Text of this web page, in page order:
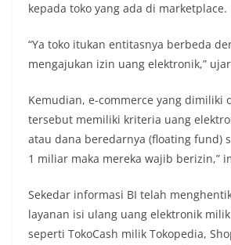
kepada toko yang ada di marketplace.
“Ya toko itukan entitasnya berbeda
mengajukan izin uang elektronik,”
Kemudian, e-commerce yang dimiliki
tersebut memiliki kriteria uang
atau dana beredarnya (floating fund)
1 miliar maka mereka wajib berizin,”
Sekedar informasi BI telah
layanan isi ulang uang elektronik
seperti TokoCash milik Tokopedia,